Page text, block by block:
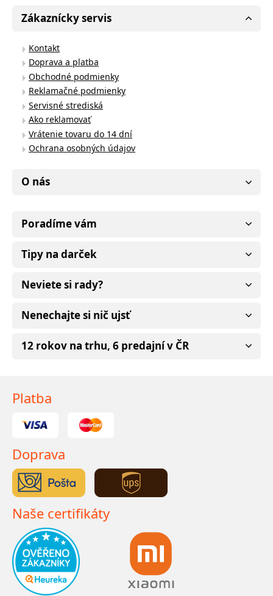
Zákaznícky servis
Kontakt
Doprava a platba
Obchodné podmienky
Reklamačné podmienky
Servisné strediská
Ako reklamovať
Vrátenie tovaru do 14 dní
Ochrana osobných údajov
O nás
Poradíme vám
Tipy na darček
Neviete si rady?
Nenechajte si nič ujsť
12 rokov na trhu, 6 predajní v ČR
Platba
Doprava
Naše certifikáty